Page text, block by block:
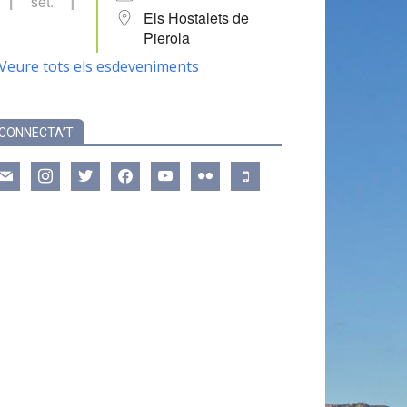
Els Hostalets de
Pierola
tots els esdeveniments
instagramtwitter facebookyoutube flickr mobile